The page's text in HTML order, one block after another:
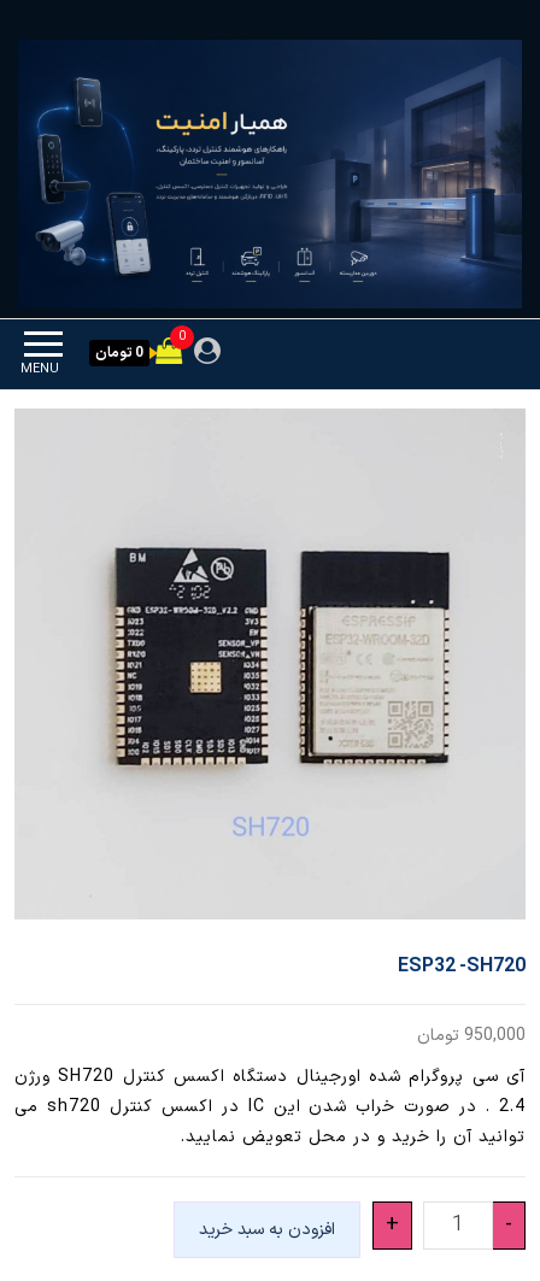
همیار امنیت
MENU
0
0 تومان
ESP32 -SH720
950,000تومان
آی سی پروگرام شده اورجینال دستگاه اکسس کنترل SH720 ورژن
2.4 . در صورت خراب شدن این IC در اکسس کنترل sh720 می
توانید آن را خرید و در محل تعویض نمایید.
-
ESP32
-
+ افزودن به سبد خرید